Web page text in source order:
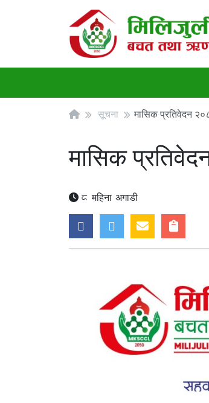
सूचना मासिक प्रतिवेदन
मासिक
8 महिना अगाडी